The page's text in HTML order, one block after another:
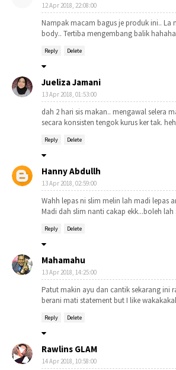
12 Apr 2018, 22:08:00
Nampak macam bagus je produk ini.. La
body.. Tertiba mengembang balik hahaha
Reply Delete
Jueliza Jamani
13 Apr 2018, 01:53:00
dah 2 hari sis makan.. mengawal selera
secara konsisten tengok kurus ker tak.
Reply Delete
Hanny Abdullh
13 Apr 2018, 02:59:00
Wahh lepas ni slim melin lah madi lepas
Madi dah slim nanti cakap ekk...boleh lah
Reply Delete
Mahamahu
13 Apr 2018, 14:25:00
Patut makin ayu dan cantik sekarang ini
berani mati statement but I like
Reply Delete
Rawlins GLAM
14 Apr 2018, 10:58:00